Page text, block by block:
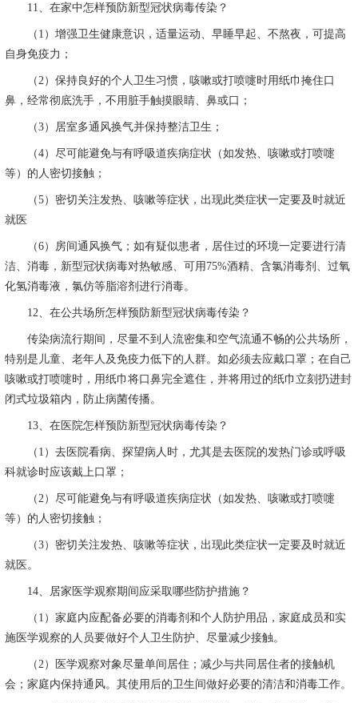
11 、在家中怎样预防新型冠状病毒传染？
（ 1 ）增强卫生健康意识，适量运动、早睡早起、不熬夜，可提高
自身免疫力；
（ 2 ）保持良好的个人卫生习惯，咳嗽或打喷嚏时用纸巾掩住口
鼻，经常彻底洗手，不用脏手触摸眼睛、鼻或口；
（3）居室多通风换气并保持整洁卫生；
（4）尽可能避免与有呼吸道疾病症状（如发热、咳嗽或打喷嚏
等）的人密切接触；
（5）密切关注发热、咳嗽等症状，出现此类症状一定要及时就近
就医
（6）房间通风换气；如有疑似患者，居住过的环境一定要进行清
洁、消毒，新型冠状病毒对热敏感、可用 75%酒精、含氯消毒剂、过氧
化氢消毒液，氯仿等脂溶剂进行消毒。
12 、在公共场所怎样预防新型冠状病毒传染？
传染病流行期间，尽量不到人流密集和空气流通不畅的公共场所，
特别是儿童、老年人及免疫力低下的人群。如必须去应戴口罩；在自己
咳嗽或打喷嚏时，用纸巾将口鼻完全遮住，并将用过的纸巾立刻扔进封
闭式垃圾箱内，防止病菌传播。
13、在医院怎样预防新型冠状病毒传染？
（ 1 ）去医院看病、探望病人时，尤其是去医院的发热门诊或呼吸
科就诊时应该戴上口罩；
（ 2 ）尽可能避免与有呼吸道疾病症状（如发热、咳嗽或打喷嚏
等）的人密切接触；
（3）密切关注发热、咳嗽等症状，出现此类症状一定要及时就近
就医。
14、居家医学观察期间应采取哪些防护措施？
（ 1 ）家庭内应配备必要的消毒剂和个人防护用品，家庭成员和实
施医学观察的人员要做好个人卫生防护、尽量减少接触。
（ 2 ）医学观察对象尽量单间居住；减少与共同居住者的接触机
会；家庭内保持通风。其使用后的卫生间做好必要的清洁和消毒工作。